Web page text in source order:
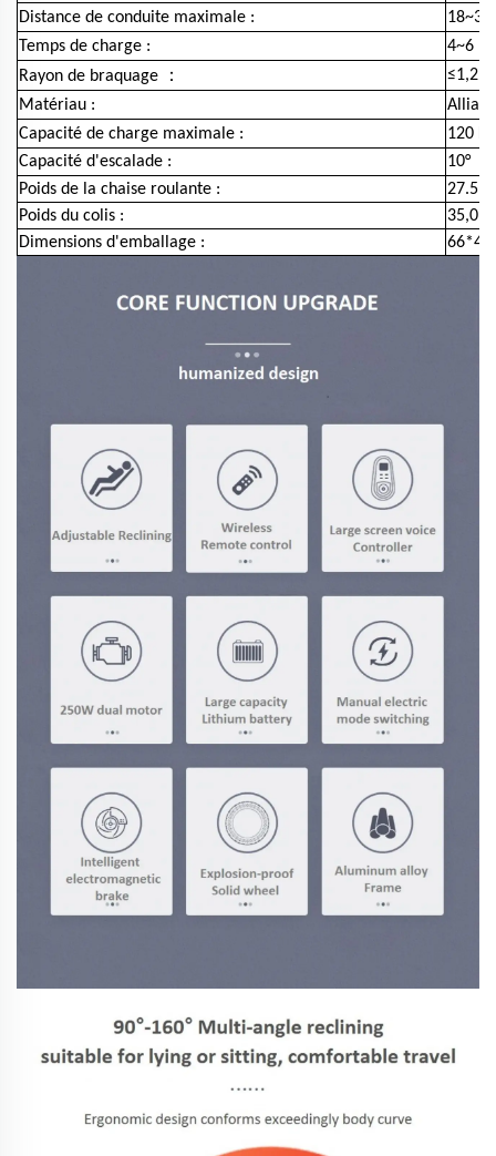
Distance de conduite maximale :
18~30
Temps de charge :
4~6
Rayon de braquage
：
≤1,2 m
Matériau :
Capacité de charge maximale :
120
Capacité d'escalade :
10°
Poids de la chaise roulante :
27.5kg
Poids du colis :
35,0kg
Dimensions d'emballage :